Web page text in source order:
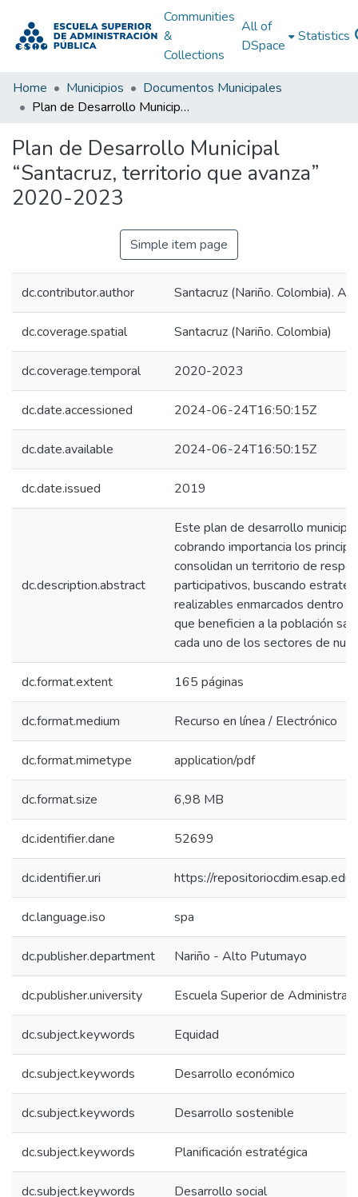
Communities
&
Collections
All of
DSpace
Statistics
Home Municipios
Documentos Municipales
Plan de Desarrollo Municipal “Santacruz, territorio que avanza” 2020-2023
Plan de Desarrollo Municipal
“Santacruz, territorio que avanza”
2020-2023
Simple item page
dc.contributor.author Santacruz (Nariño. Colombia).
dc.coverage.spatial Santacruz (Nariño. Colombia)
dc.coverage.temporal 2020-2023
dc.date.accessioned 2024-06-24T16:50:15Z
dc.date.available 2024-06-24T16:50:15Z
dc.date.issued 2019
dc.description.abstract
Este plan de desarrollo
cobrando importancia los
consolidan un territorio de
participativos, buscando
realizables enmarcados dentro
que beneficien a la población
cada uno de los sectores de
dc.format.extent 165 páginas
dc.format.medium Recurso en línea / Electrónico
dc.format.mimetype application/pdf
dc.format.size 6,98 MB
dc.identifier.dane 52699
dc.identifier.uri https://
dc.language.iso spa
dc.publisher.department Nariño - Alto Putumayo
dc.publisher.university Escuela Superior de
dc.subject.keywords Equidad
dc.subject.keywords Desarrollo económico
dc.subject.keywords Desarrollo sostenible
dc.subject.keywords Planificación estratégica
dc.subject.keywords Desarrollo social